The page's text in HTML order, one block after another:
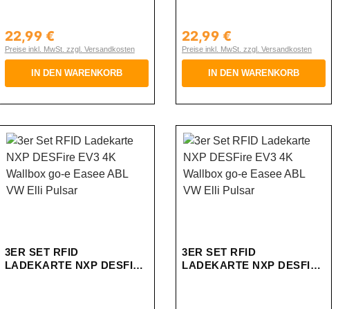
Regulärer Preis:
22,99 €
Preise inkl. MwSt. zzgl. Versandkosten
IN DEN WARENKORB
Regulärer Preis:
22,99 €
Preise inkl. MwSt. zzgl. Versandkosten
IN DEN WARENKORB
3ER SET RFID
LADEKARTE NXP DESFIRE
3ER SET RFID
LADEKARTE NXP DESFIRE